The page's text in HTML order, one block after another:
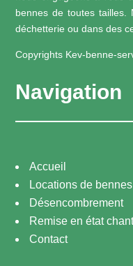
bennes de toutes tailles.
déchetterie ou dans des
Copyrights Kev-benne-
Navigation
Accueil
Locations de bennes
Désencombrement
Remise en état
Contact